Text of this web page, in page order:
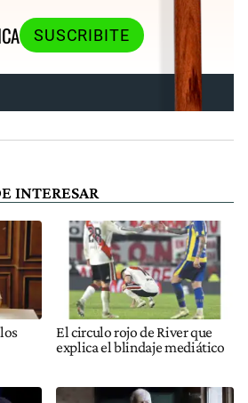
SUSCRIBITE
INTERESAR
El circulo rojo de River que
explica el blindaje mediático